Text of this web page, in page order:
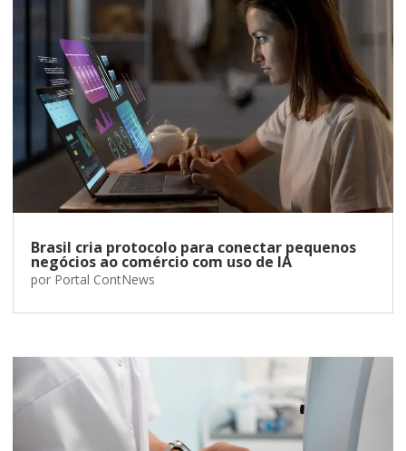
Brasil cria protocolo para conectar pequenos
negócios ao comércio com uso de IA
por Portal ContNews